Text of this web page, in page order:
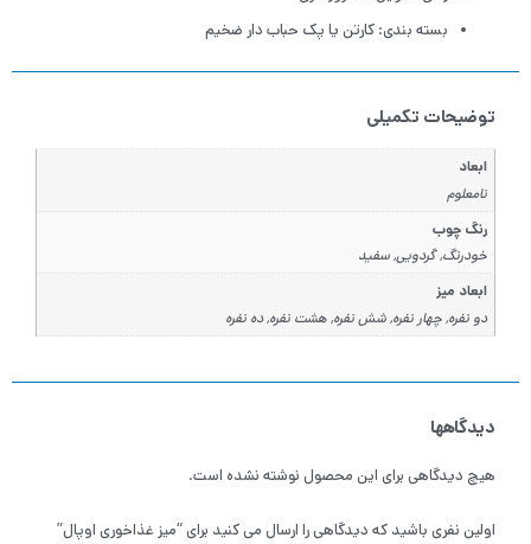
بسته بندی: کارتن یا پک حباب دار ضخیم
توضیحات تکمیلی
ابعاد
نامعلوم
رنگ چوب
خودرنگ, گردویی, سفید
ابعاد میز
دو نفره, چهار نفره, شش نفره, هشت نفره, ده نفره
دیدگاهها
هیچ دیدگاهی برای این محصول نوشته نشده است.
اولین نفری باشید که دیدگاهی را ارسال می کنید برای “میز غذاخوری اوپال”